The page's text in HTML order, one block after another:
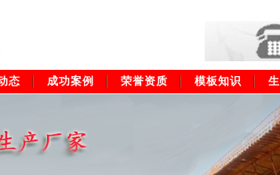
态 成功案例 荣誉资质 模板知识